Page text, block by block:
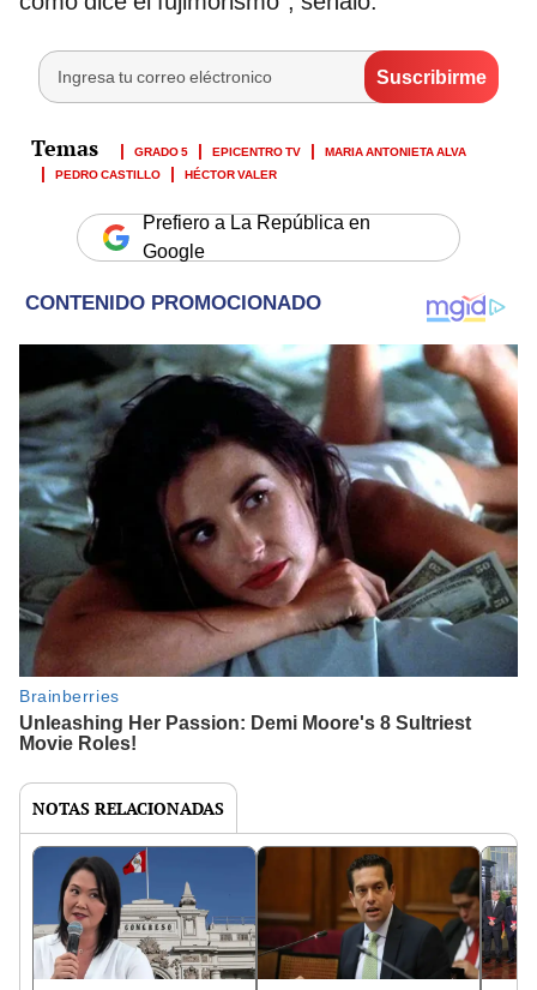
GRADO 5 EPICENTRO TV
MARIA ANTONIETA ALVA
PEDRO CASTILLO
HÉCTOR VALER
Prefiero a La República en
Google
NOTAS RELACIONADAS